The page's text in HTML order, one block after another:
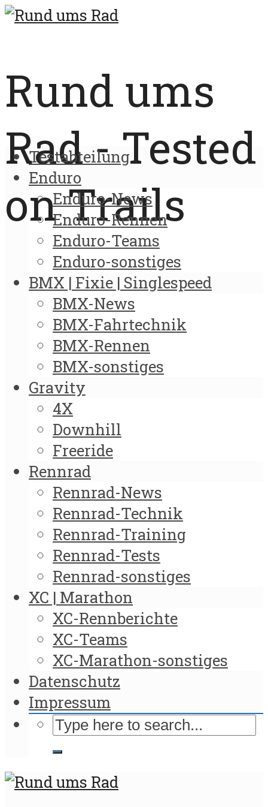
Rund ums
Rad - Tested
on Trails
Testabteilung
Enduro
Enduro-News
Enduro-Rennen
Enduro-Teams
Enduro-sonstiges
BMX | Fixie | Singlespeed
BMX-News
BMX-Fahrtechnik
BMX-Rennen
BMX-sonstiges
Gravity
4X
Downhill
Freeride
Rennrad
Rennrad-News
Rennrad-Technik
Rennrad-Training
Rennrad-Tests
Rennrad-sonstiges
XC | Marathon
XC-Rennberichte
XC-Teams
XC-Marathon-sonstiges
Datenschutz
Impressum